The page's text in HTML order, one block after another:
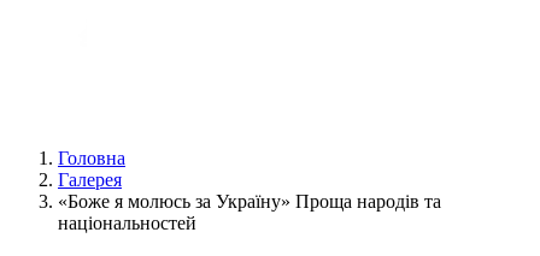
Головна
Галерея
«Боже я молюсь за Україну» Проща народів та
національностей